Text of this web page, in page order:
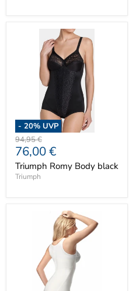
- 20% UVP
Ursprünglicher
Preis
94,95 €
Aktueller
Preis
76,00 €
Triumph Romy Body black
Triumph